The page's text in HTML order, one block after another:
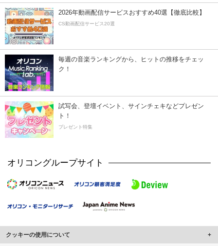
2026年動画配信サービスおすすめ40選【徹底比較】
CS動画配信サービス20選
毎週の音楽ランキングから、ヒットの推移をチェッ
ク！
試写会、登壇イベント、サインチェキなどプレゼン
ト！
プレゼント特集
オリコングループサイト
クッキーの使用について